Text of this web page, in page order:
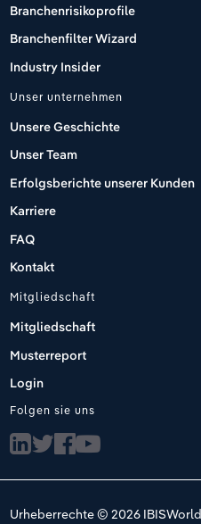
Branchenrisikoprofile
Branchenfilter Wizard
Industry Insider
Unser unternehmen
Unsere Geschichte
Unser Team
Erfolgsberichte unserer Kunden
Karriere
FAQ
Kontakt
Mitgliedschaft
Mitgliedschaft
Musterreport
Login
Folgen sie uns
Urheberrechte © 2026 IBISWorld